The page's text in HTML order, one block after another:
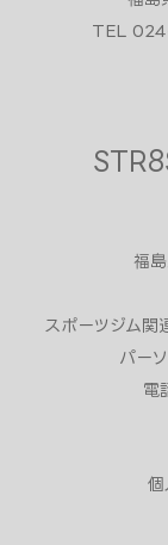
TEL
福
スポーツジム関
パー
電
個